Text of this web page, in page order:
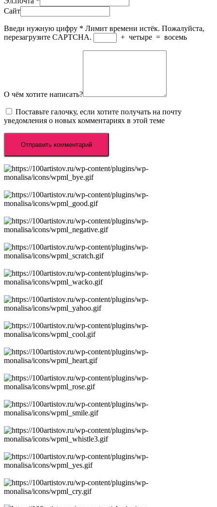
Сайт
Введи нужную цифру * Лимит времени истёк. Пожалуйста,
перезагрузите CAPTCHA.
+ четыре = восемь
О чём хотите написать?
Поставьте галочку, если хотите получать на почту
уведомления о новых комментариях в этой теме